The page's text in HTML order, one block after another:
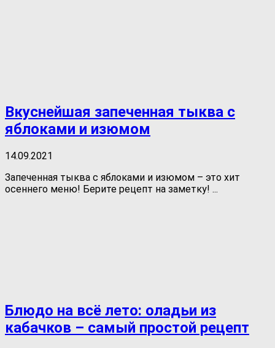
Вкуснейшая запеченная тыква с
яблоками и изюмом
14.09.2021
Запеченная тыква с яблоками и изюмом – это хит
осеннего меню! Берите рецепт на заметку! ...
Блюдо на всё лето: оладьи из
кабачков – самый простой рецепт